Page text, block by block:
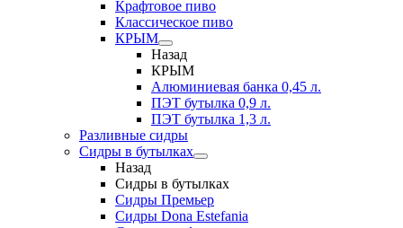
Крафтовое пиво
Классическое пиво
КРЫМ
Назад
КРЫМ
Алюминиевая банка 0,45 л.
ПЭТ бутылка 0,9 л.
ПЭТ бутылка 1,3 л.
Разливные сидры
Сидры в бутылках
Назад
Сидры в бутылках
Сидры Премьер
Сидры Dona Estefania